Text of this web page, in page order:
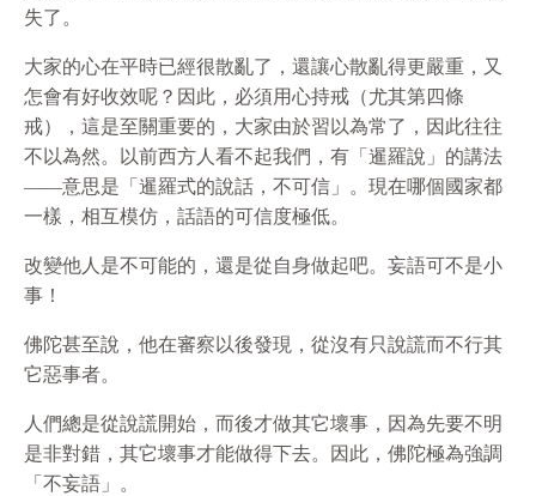
失了。
大家的心在平時已經很散亂了，還讓心散亂得更嚴重，又
怎會有好收效呢？因此，必須用心持戒（尤其第四條
戒），這是至關重要的，大家由於習以為常了，因此往往
不以為然。以前西方人看不起我們，有「暹羅說」的講法
——意思是「暹羅式的說話，不可信」。現在哪個國家都
一樣，相互模仿，話語的可信度極低。
改變他人是不可能的，還是從自身做起吧。妄語可不是小
事！
佛陀甚至說，他在審察以後發現，從沒有只說謊而不行其
它惡事者。
人們總是從說謊開始，而後才做其它壞事，因為先要不明
是非對錯，其它壞事才能做得下去。因此，佛陀極為強調
「不妄語」。